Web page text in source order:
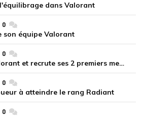
dans Valorant
0 commentaires
son équipe Valorant
0 commentaires
FaZe se lance sur Valorant et recrute ses 2 premiers membres
0 commentaires
à atteindre le rang Radiant
0 commentaires